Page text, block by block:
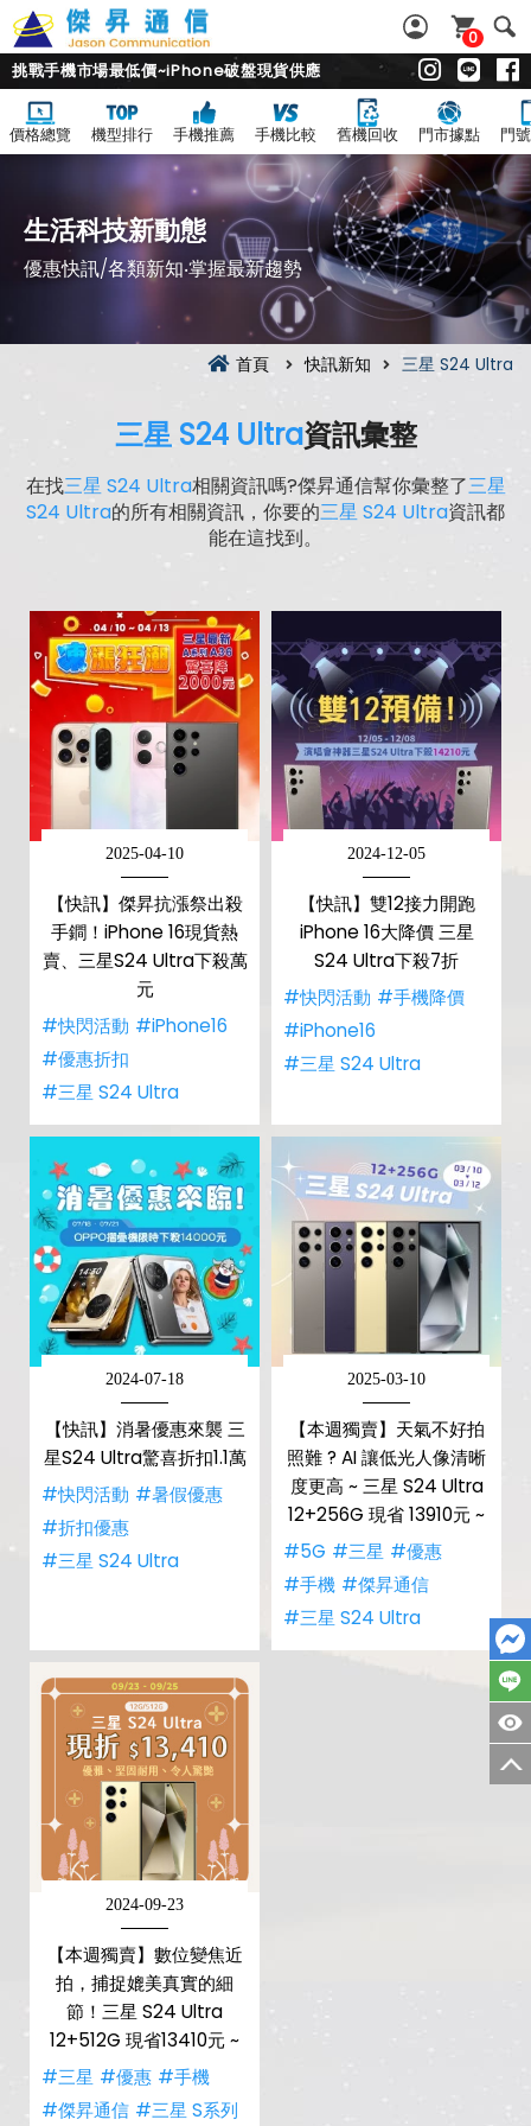
0
挑戰手機市場最低價~iPhone破盤現貨供應
價格總覽 機型排行 手機推薦 手機比較 舊機回收 門市據點 門
生活科技新動態
優惠快訊/各類新知‧掌握最新趨勢
首頁 快訊新知 三星 S24 Ultra
三星 S24 Ultra資訊彙整
在找三星 S24 Ultra相關資訊嗎?傑昇通信幫你彙整了三星
S24 Ultra的所有相關資訊，你要的三星 S24 Ultra資訊都
能在這找到。
2025-04-10
【快訊】傑昇抗漲祭出殺
手鐧！iPhone 16現貨熱
賣、三星S24 Ultra下殺萬
元
#快閃活動 #iPhone16
#優惠折扣
#三星 S24 Ultra
2024-12-05
【快訊】雙12接力開跑
iPhone 16大降價 三星
S24 Ultra下殺7折
#快閃活動 #手機降價
#iPhone16
#三星 S24 Ultra
2024-07-18
【快訊】消暑優惠來襲 三
星S24 Ultra驚喜折扣1.1萬
#快閃活動 #暑假優惠
#折扣優惠
#三星 S24 Ultra
2025-03-10
【本週獨賣】天氣不好拍
照難 ? AI 讓低光人像清晰
度更高 ~ 三星 S24 Ultra
12+256G 現省 13910元 ~
#5G #三星 #優惠
#手機 #傑昇通信
#三星 S24 Ultra
2024-09-23
【本週獨賣】數位變焦近
拍，捕捉媲美真實的細
節！三星 S24 Ultra
12+512G 現省13410元 ~
#三星 #優惠 #手機
#傑昇通信 #三星 S系列